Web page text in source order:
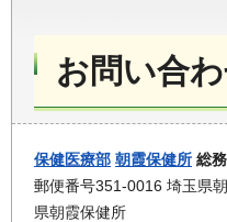
お問い合
保健医療部 朝霞保健所 総
郵便番号351-0016 埼玉県
県朝霞保健所